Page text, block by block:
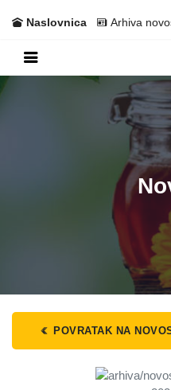
Naslovnica Arhiva
POVRATAK NA